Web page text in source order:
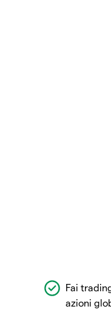
Fai
azioni